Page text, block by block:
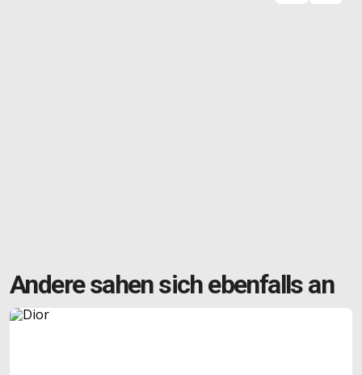
Andere sahen sich ebenfalls an